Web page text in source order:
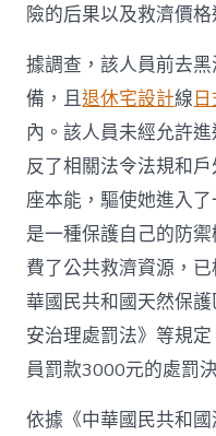
險的后果以及救濟價格
據調查，該人員前去
備，且退休宅設計線
內。該人員未經允許
反了相關法令法規和
座本能，驅使她進入
是一種保護自己的防
費了公共救濟資源，
華國民共和國天然保
安治理處罰法》等規
員罰款3000元的處罰
依據《中華國民共和